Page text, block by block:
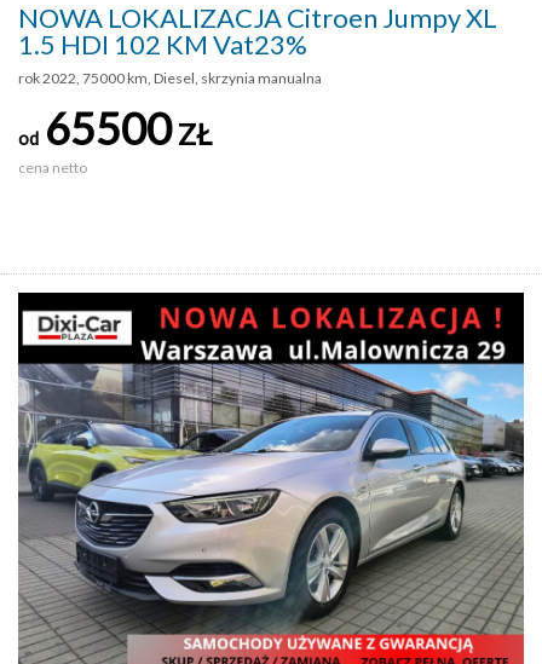
NOWA LOKALIZACJA Citroen Jumpy XL
1.5 HDI 102 KM Vat23%
rok 2022, 75000 km, Diesel, skrzynia manualna
od 65500ZŁ
cena netto